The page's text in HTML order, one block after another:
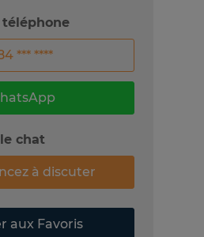
*** ****
chat
à discuter
aux Favoris